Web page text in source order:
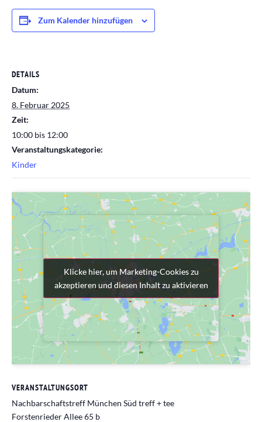
Zum Kalender hinzufügen
DETAILS
Datum:
8. Februar 2025
Zeit:
10:00 bis 12:00
Veranstaltungskategorie:
Kinder
VERANSTALTUNGSORT
Nachbarschaftstreff München Süd treff + tee
Forstenrieder Allee 65 b
Klicke hier, um Marketing-Cookies zu
akzeptieren und diesen Inhalt zu aktivieren
Klicke hier, um Marketing-Cookies zu
akzeptieren und diesen Inhalt zu aktivieren